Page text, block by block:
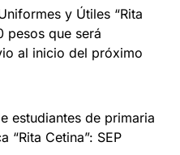
y Útiles “Rita
pesos que será
al inicio del próximo
estudiantes de primaria
“Rita Cetina”: SEP